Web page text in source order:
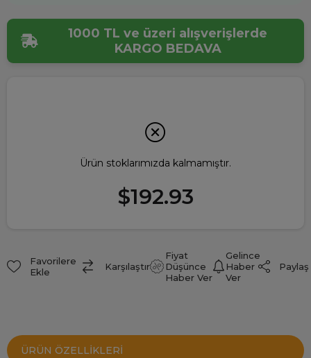
1000 TL ve üzeri alışverişlerde
KARGO BEDAVA
Ürün stoklarımızda kalmamıştır.
$192.93
Favorilere
Ekle
Karşılaştır
Fiyat
Düşünce
Haber Ver
Gelince
Haber
Ver
Paylaş
ÜRÜN ÖZELLIKLERI